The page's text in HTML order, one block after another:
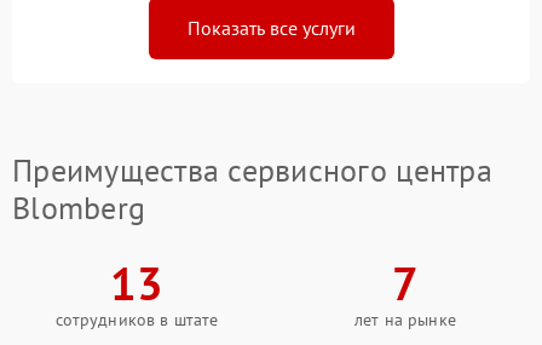
Показать все услуги
Преимущества сервисного центра
Blomberg
13
сотрудников в штате
7
лет на рынке